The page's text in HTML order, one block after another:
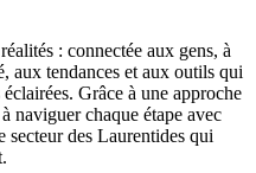
: connectée aux gens, à
aux tendances et aux outils qui
Grâce à une approche
naviguer chaque étape avec
des Laurentides qui